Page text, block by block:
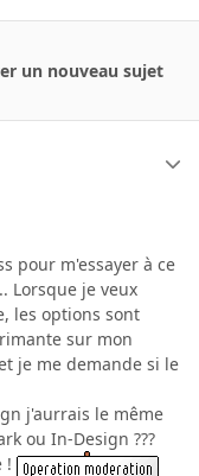
un nouveau sujet
pour m'essayer à ce
Lorsque je veux
les options sont
sur mon
je me demande si le
j'aurrais le même
ou In-Design ???
!